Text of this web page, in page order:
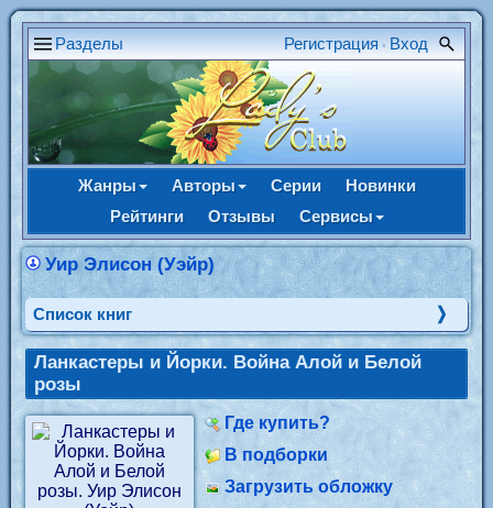
Разделы Регистрация • Вход
Жанры Авторы Серии
Новинки
Рейтинги
Отзывы Сервисы
Уир Элисон (Уэйр)
Cписок книг
Ланкастеры и Йорки. Война Алой и Белой
розы
Где купить?
В подборки
Загрузить обложку